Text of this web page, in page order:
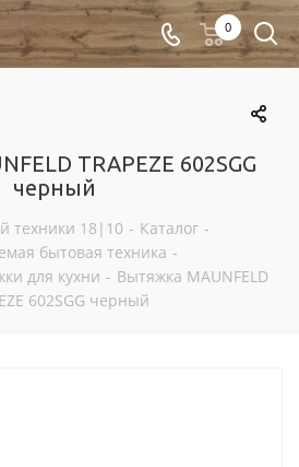
0
TRAPEZE 602SGG
черный
техники 18|10 - Каталог -
бытовая техника -
для кухни - Вытяжка MAUNFELD
602SGG черный